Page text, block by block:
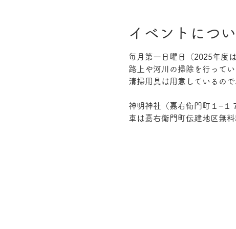
イベントにつ
毎月第一日曜日（2025年度
路上や河川の掃除を行って
清掃用具は用意しているの
神明神社（嘉右衛門町１−１
車は嘉右衛門町伝建地区無